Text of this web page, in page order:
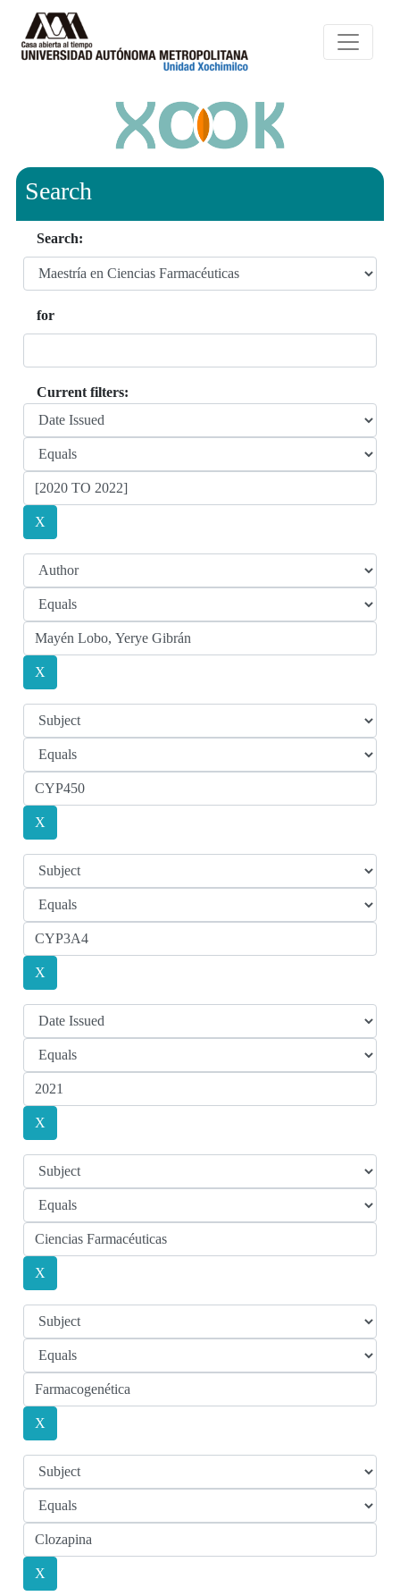
Search
Search:
for
Current filters: